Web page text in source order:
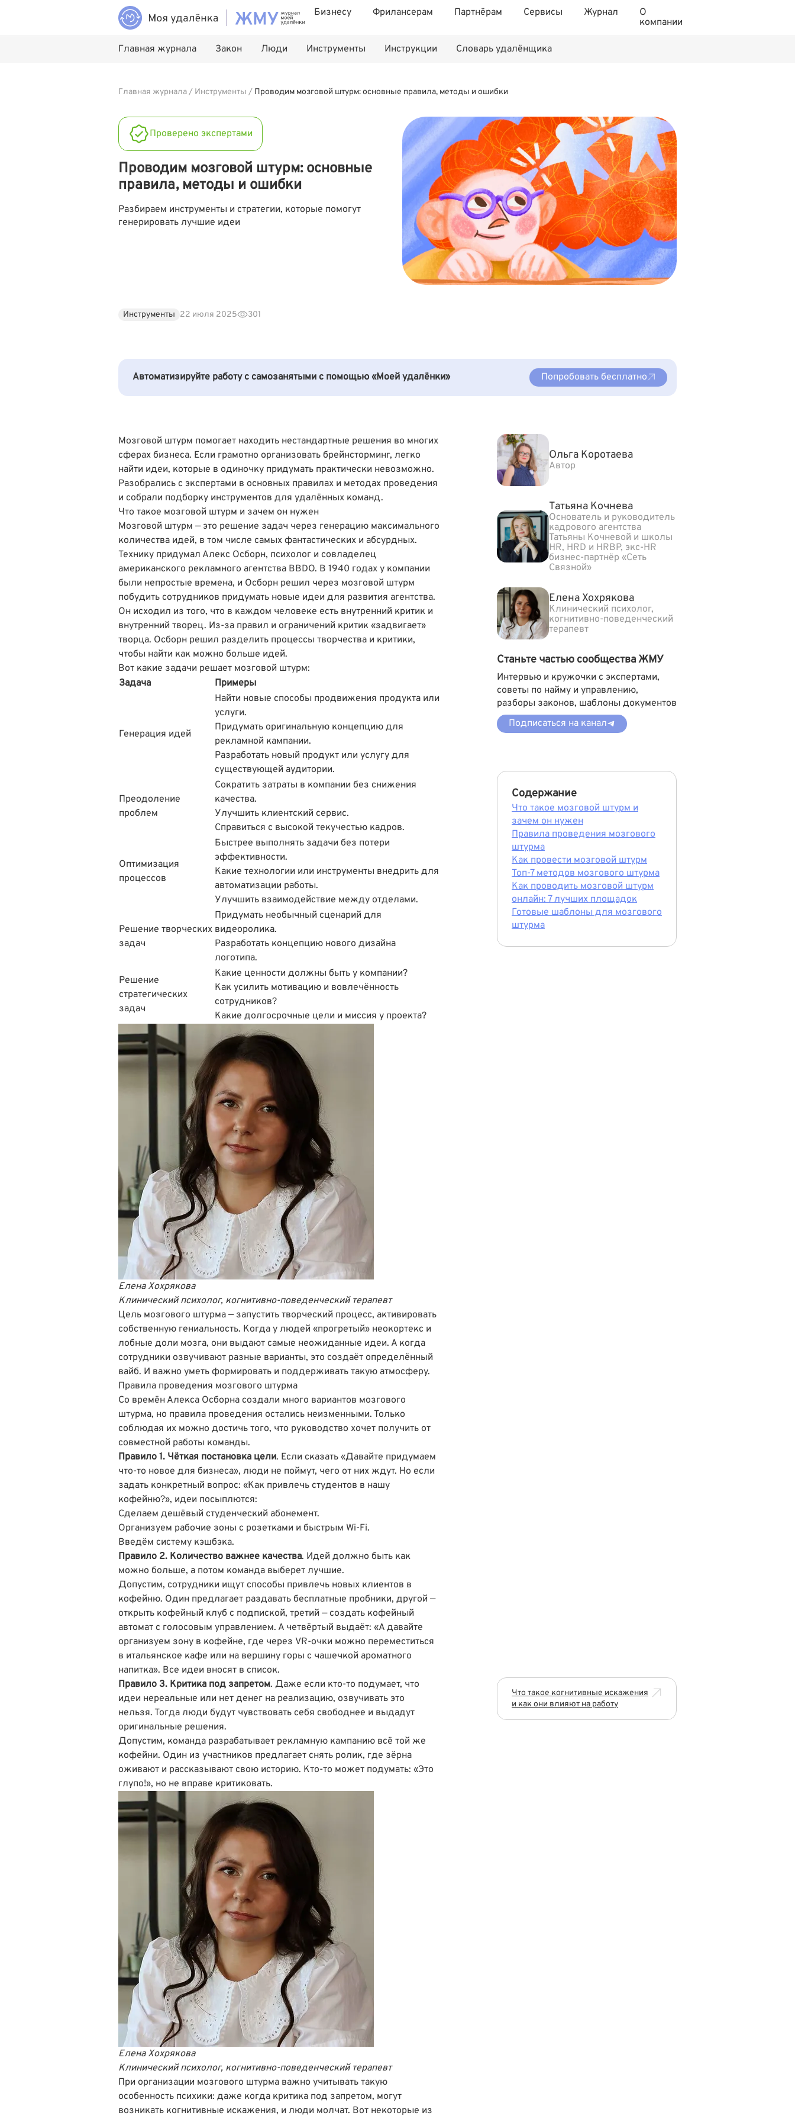
Бизнесу Фрилансерам Партнёрам Сервисы Журнал
О
компании
Главная журнала Закон Люди Инструменты Инструкции Словарь удалёнщика
Главная журнала/ Инструменты / Проводим мозговой штурм: основные правила, методы и ошибки
Проверено экспертами
Проводим мозговой штурм: основные
правила, методы и ошибки
Разбираем инструменты и стратегии, которые помогут
генерировать лучшие идеи
Инструменты 22 июля 2025 301
Автоматизируйте работу с самозанятыми с помощью «Моей удалёнки» Попробовать бесплатно
Мозговой штурм помогает находить нестандартные решения во многих
сферах бизнеса. Если грамотно организовать брейнсторминг, легко
найти идеи, которые в одиночку придумать практически невозможно.
Разобрались с экспертами в основных правилах и методах проведения
и собрали подборку инструментов для удалённых команд.
Что такое мозговой штурм и зачем он нужен
Мозговой штурм — это решение задач через генерацию максимального
количества идей, в том числе самых фантастических и абсурдных.
Технику придумал Алекс Осборн, психолог и совладелец
американского рекламного агентства BBDO. В 1940 годах у компании
были непростые времена, и Осборн решил через мозговой штурм
побудить сотрудников придумать новые идеи для развития агентства.
Он исходил из того, что в каждом человеке есть внутренний критик и
внутренний творец. Из-за правил и ограничений критик «задвигает»
творца. Осборн решил разделить процессы творчества и критики,
чтобы найти как можно больше идей.
Вот какие задачи решает мозговой штурм:
Задача
Примеры
Генерация идей
Найти новые способы продвижения продукта или
услуги.
Придумать оригинальную концепцию для
рекламной кампании.
Разработать новый продукт или услугу для
существующей аудитории.
Преодоление
проблем
Сократить затраты в компании без снижения
качества.
Улучшить клиентский сервис.
Справиться с высокой текучестью кадров.
Оптимизация
процессов
Быстрее выполнять задачи без потери
эффективности.
Какие технологии или инструменты внедрить для
автоматизации работы.
Улучшить взаимодействие между отделами.
Решение творческих
задач
Придумать необычный сценарий для
видеоролика.
Разработать концепцию нового дизайна
логотипа.
Решение
стратегических
задач
Какие ценности должны быть у компании?
Как усилить мотивацию и вовлечённость
сотрудников?
Какие долгосрочные цели и миссия у проекта?
Елена Хохрякова
Клинический психолог, когнитивно-поведенческий терапевт
Цель мозгового штурма — запустить творческий процесс, активировать
собственную гениальность. Когда у людей «прогретый» неокортекс и
лобные доли мозга, они выдают самые неожиданные идеи. А когда
сотрудники озвучивают разные варианты, это создаëт определённый
вайб. И важно уметь формировать и поддерживать такую атмосферу.
Правила проведения мозгового штурма
Со времён Алекса Осборна создали много вариантов мозгового
штурма, но правила проведения остались неизменными. Только
соблюдая их можно достичь того, что руководство хочет получить от
совместной работы команды.
Правило 1. Чёткая постановка цели. Если сказать «Давайте придумаем
что-то новое для бизнеса», люди не поймут, чего от них ждут. Но если
задать конкретный вопрос: «Как привлечь студентов в нашу
кофейню?», идеи посыплются:
Сделаем дешёвый студенческий абонемент.
Организуем рабочие зоны с розетками и быстрым Wi-Fi.
Введём систему кэшбэка.
Правило 2. Количество важнее качества. Идей должно быть как
можно больше, а потом команда выберет лучшие.
Допустим, сотрудники ищут способы привлечь новых клиентов в
кофейню. Один предлагает раздавать бесплатные пробники, другой —
открыть кофейный клуб с подпиской, третий — создать кофейный
автомат с голосовым управлением. А четвёртый выдаёт: «А давайте
организуем зону в кофейне, где через VR-очки можно переместиться
в итальянское кафе или на вершину горы с чашечкой ароматного
напитка». Все идеи вносят в список.
Правило 3. Критика под запретом. Даже если кто-то подумает, что
идеи нереальные или нет денег на реализацию, озвучивать это
нельзя. Тогда люди будут чувствовать себя свободнее и выдадут
оригинальные решения.
Допустим, команда разрабатывает рекламную кампанию всё той же
кофейни. Один из участников предлагает снять ролик, где зёрна
оживают и рассказывают свою историю. Кто-то может подумать: «Это
глупо!», но не вправе критиковать.
Елена Хохрякова
Клинический психолог, когнитивно-поведенческий терапевт
При организации мозгового штурма важно учитывать такую
особенность психики: даже когда критика под запретом, могут
возникать когнитивные искажения, и люди молчат. Вот некоторые из
Ольга Коротаева
Автор
Татьяна Кочнева
Основатель и руководитель
кадрового агентства
Татьяны Кочневой и школы
HR, HRD и HRBP, экс-HR
бизнес-партнёр «Сеть
Связной»
Елена Хохрякова
Клинический психолог,
когнитивно-поведенческий
терапевт
Станьте частью сообщества ЖМУ
Интервью и кружочки с экспертами,
советы по найму и управлению,
разборы законов, шаблоны документов
Подписаться на канал
Содержание
Что такое мозговой штурм и
зачем он нужен
Правила проведения мозгового
штурма
Как провести мозговой штурм
Топ-7 методов мозгового штурма
Как проводить мозговой штурм
онлайн: 7 лучших площадок
Готовые шаблоны для мозгового
штурма
Что такое когнитивные искажения
и как они влияют на работу